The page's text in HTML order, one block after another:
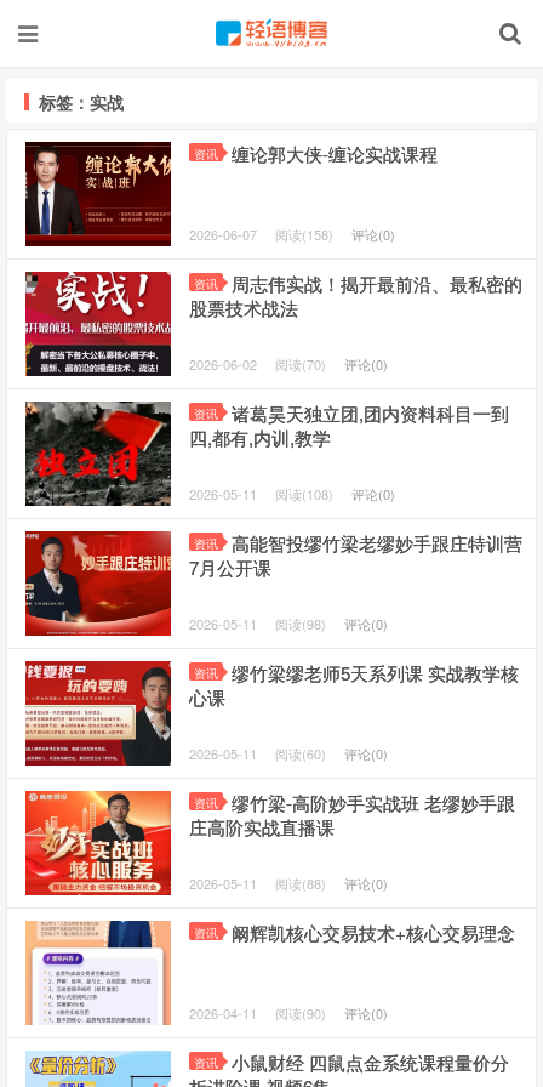
标签：实战
资讯 缠论郭大侠-缠论实战课程
2026-06-07 阅读(158) 评论(0)
资讯
周志伟实战！揭开最前沿、最私密的
股票技术战法
2026-06-02 阅读(70) 评论(0)
资讯
诸葛昊天独立团,团内资料科目一到
四,都有,内训,教学
2026-05-11 阅读(108) 评论(0)
资讯
高能智投缪竹梁老缪妙手跟庄特训营
7月公开课
2026-05-11 阅读(98) 评论(0)
资讯
缪竹梁缪老师5天系列课 实战教学核
心课
2026-05-11 阅读(60) 评论(0)
资讯
缪竹梁-高阶妙手实战班 老缪妙手跟
庄高阶实战直播课
2026-05-11 阅读(88) 评论(0)
资讯 阚辉凯核心交易技术+核心交易理念
2026-04-11 阅读(90) 评论(0)
资讯
小鼠财经 四鼠点金系统课程量价分